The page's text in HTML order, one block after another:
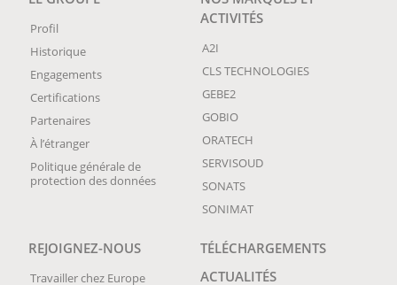
Profil
Historique
Engagements
Certifications
Partenaires
À l’étranger
Politique générale de
protection des données
ACTIVITÉS
A2I
CLS TECHNOLOGIES
GEBE2
GOBIO
ORATECH
SERVISOUD
SONATS
SONIMAT
REJOIGNEZ-NOUS
Travailler chez Europe
TÉLÉCHARGEMENTS
ACTUALITÉS